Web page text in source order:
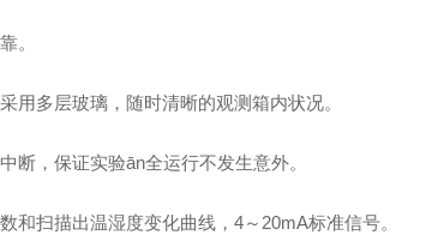
。
用多层玻璃，随时清晰的观测箱内状况。
断，保证实验ān全运行不发生意外。
和扫描出温湿度变化曲线，4～20mA标准信号。